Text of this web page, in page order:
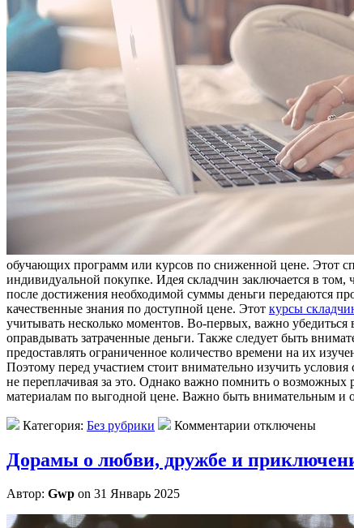
обучающих программ или курсов по сниженной цене. Этот
индивидуальной покупке. Идея складчин заключается в
после достижения необходимой суммы деньги передаются
качественные знания по доступной цене. Этот курсы
учитывать несколько моментов. Во-первых, важно
оправдывать затраченные деньги. Также следует быть
предоставлять ограниченное количество времени на их
Поэтому перед участием стоит внимательно изучить
не переплачивая за это. Однако важно помнить о
материалам по выгодной цене. Важно быть внимательным и
Категория: Без рубрики Комментарии отключены
Дорамы о любви, дружбе и
Автор: Gwp on 31 Январь 2025